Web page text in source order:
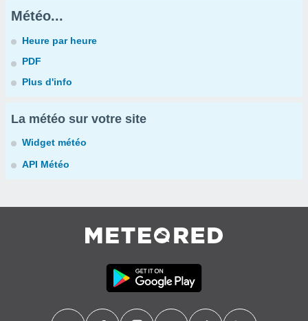
Météo...
Heure par heure
PDF
Plus d'info
La météo sur votre site
Widget météo
API Météo